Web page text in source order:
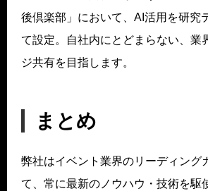
後倶楽部」において、AI活用を研究
て設定。自社内にとどまらない、業
ジ共有を目指します。
まとめ
弊社はイベント業界のリーディング
て、常に最新のノウハウ・技術を駆